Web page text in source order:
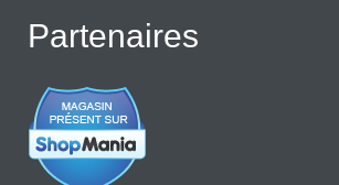
Partenaires